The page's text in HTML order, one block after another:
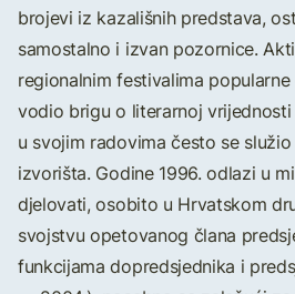
brojevi iz kazališnih predstava,
samostalno i izvan pozornice.
regionalnim festivalima
vodio brigu o literarnoj
u svojim radovima često se služio
izvorišta. Godine 1996. odlazi u
djelovati, osobito u Hrvatskom
svojstvu opetovanog člana
funkcijama dopredsjednika i